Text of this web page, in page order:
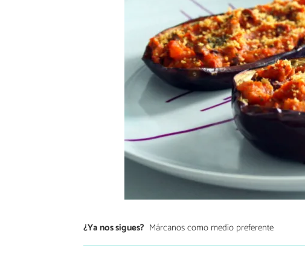
¿Ya nos sigues? Márcanos como medio preferente